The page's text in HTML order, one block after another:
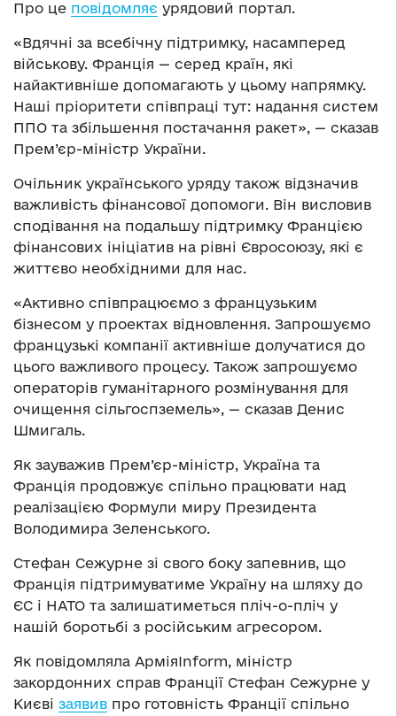
Про це повідомляє урядовий портал.
«Вдячні за всебічну підтримку, насамперед
військову. Франція — серед країн, які
найактивніше допомагають у цьому напрямку.
Наші пріоритети співпраці тут: надання систем
ППО та збільшення постачання ракет», — сказав
Прем’єр-міністр України.
Очільник українського уряду також відзначив
важливість фінансової допомоги. Він висловив
сподівання на подальшу підтримку Францією
фінансових ініціатив на рівні Євросоюзу, які є
життєво необхідними для нас.
«Активно співпрацюємо з французьким
бізнесом у проектах відновлення. Запрошуємо
французькі компанії активніше долучатися до
цього важливого процесу. Також запрошуємо
операторів гуманітарного розмінування для
очищення сільгоспземель», — сказав Денис
Шмигаль.
Як зауважив Прем’єр-міністр, Україна та
Франція продовжує спільно працювати над
реалізацією Формули миру Президента
Володимира Зеленського.
Стефан Сежурне зі свого боку запевнив, що
Франція підтримуватиме Україну на шляху до
ЄС і НАТО та залишатиметься пліч-о-пліч у
нашій боротьбі з російським агресором.
Як повідомляла АрміяInform, міністр
закордонних справ Франції Стефан Сежурне у
Києві заявив про готовність Франції спільно